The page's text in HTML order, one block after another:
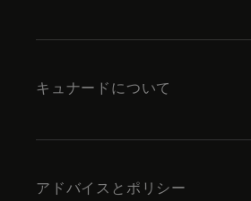
キュナードについて
アドバイスとポリシー